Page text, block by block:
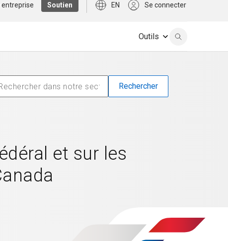
entreprise Soutien EN Se connecter
Outils
et sur les